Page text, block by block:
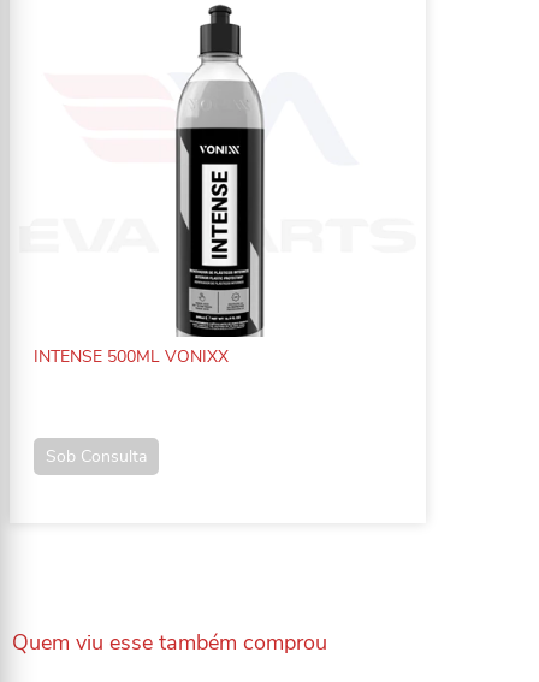
INTENSE 500ML VONIXX
Sob Consulta
Quem viu esse também comprou